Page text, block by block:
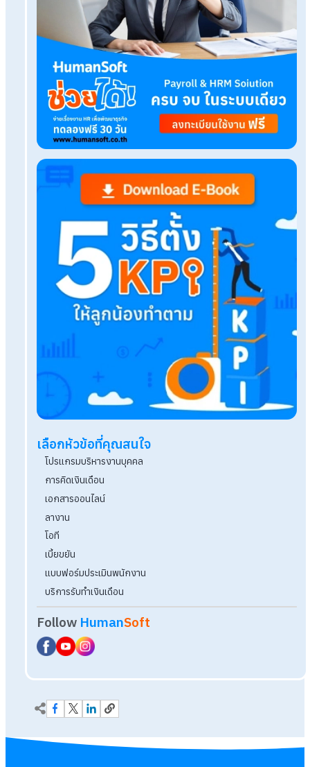
เรื่องที่คุณอาจสนใจ
เทคนิควางแผนพัฒนาบุคลากรรายบุคคลสำหรับ HR
สรุปรายการลดหย่อนภาษี 2568 ใช้สิทธิอะไรได้บ้าง?
ดูแลกิจการหลายสาขาไม่สะดุดแค่มี HumanSoft
Outsource